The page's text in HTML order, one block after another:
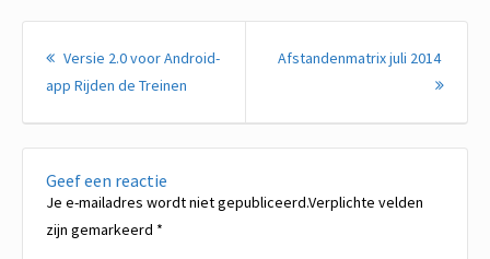
Berichtnavigatie
Versie 2.0 voor Android-
app Rijden de Treinen
Afstandenmatrix juli 2014
Geef een reactie
Je e-mailadres wordt niet gepubliceerd.Verplichte velden
zijn gemarkeerd *